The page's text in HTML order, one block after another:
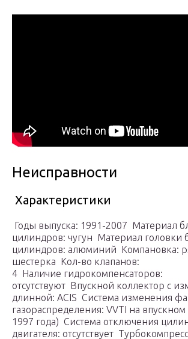
Неисправности
Характеристики
Годы выпуска: 1991-2007 Материал
цилиндров: чугун Материал головки
цилиндров: алюминий Компановка:
шестерка Кол-во клапанов:
4 Наличие гидрокомпенсаторов:
отсутствуют Впускной коллектор с
длинной: ACIS Система изменения
газораспределения: VVTI на впускном
1997 года) Система отключения
двигателя: отсутствует